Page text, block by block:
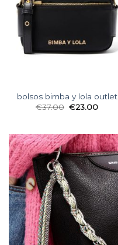
bolsos bimba y lola outlet
€37.00 €23.00